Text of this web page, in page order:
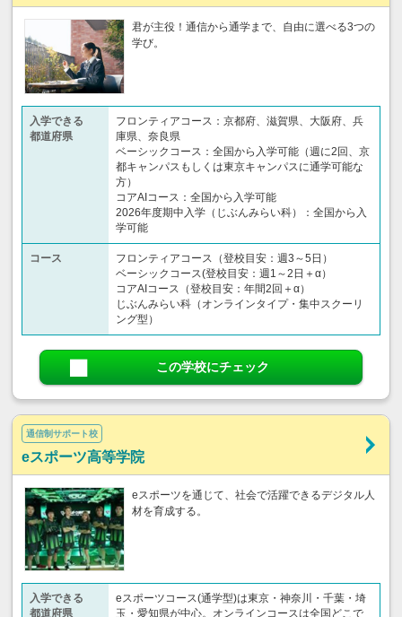
君が主役！通信から通学まで、自由に選べる3つの
学び。
入学できる
都道府県
フロンティアコース：京都府、滋賀県、大阪府、兵
庫県、奈良県
ベーシックコース：全国から入学可能（週に2回、京
都キャンパスもしくは東京キャンパスに通学可能な
方）
コアAIコース：全国から入学可能
2026年度期中入学（じぶんみらい科）：全国から入
学可能
コース
フロンティアコース（登校目安：週3～5日）
ベーシックコース(登校目安：週1～2日＋α）
コアAIコース（登校目安：年間2回＋α）
じぶんみらい科（オンラインタイプ・集中スクーリ
ング型）
この学校にチェック
通信制サポート校
eスポーツ高等学院
eスポーツを通じて、社会で活躍できるデジタル人
材を育成する。
入学できる
都道府県
eスポーツコース(通学型)は東京・神奈川・千葉・埼
玉・愛知県が中心。オンラインコースは全国どこで